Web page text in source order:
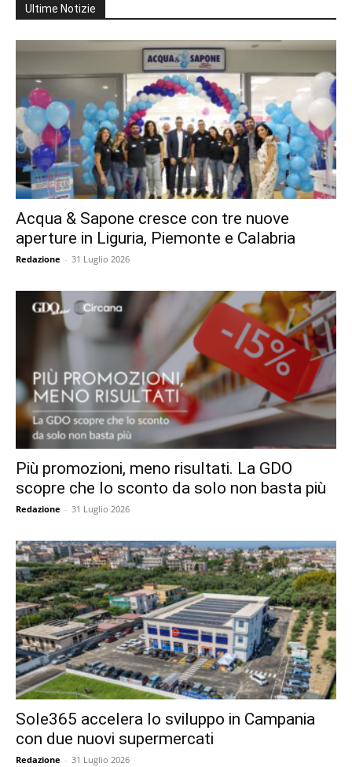
Ultime Notizie
Acqua & Sapone cresce con tre nuove
aperture in Liguria, Piemonte e Calabria
Redazione - 31 Luglio 2026
Più promozioni, meno risultati. La GDO
scopre che lo sconto da solo non basta più
Redazione - 31 Luglio 2026
Sole365 accelera lo sviluppo in Campania
con due nuovi supermercati
Redazione - 31 Luglio 2026